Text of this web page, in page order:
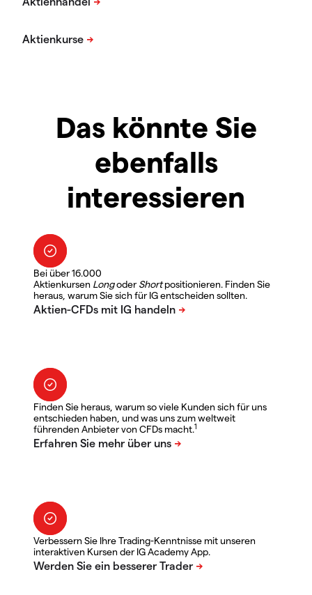
Das könnte Sie
ebenfalls
interessieren
Bei über 16.000
Aktienkursen LongoderShortpositionieren. Finden Sie
heraus, warum Sie sich für IG entscheiden sollten.
Finden Sie heraus, warum so viele Kunden sich für uns
entschieden haben, und was uns zum weltweit
führenden Anbieter von CFDs macht.1
Verbessern Sie Ihre Trading-Kenntnisse mit unseren
interaktiven Kursen der IG Academy App.